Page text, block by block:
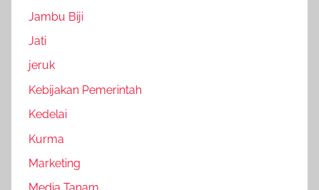
Jambu Biji
Jati
jeruk
Kebijakan Pemerintah
Kedelai
Kurma
Marketing